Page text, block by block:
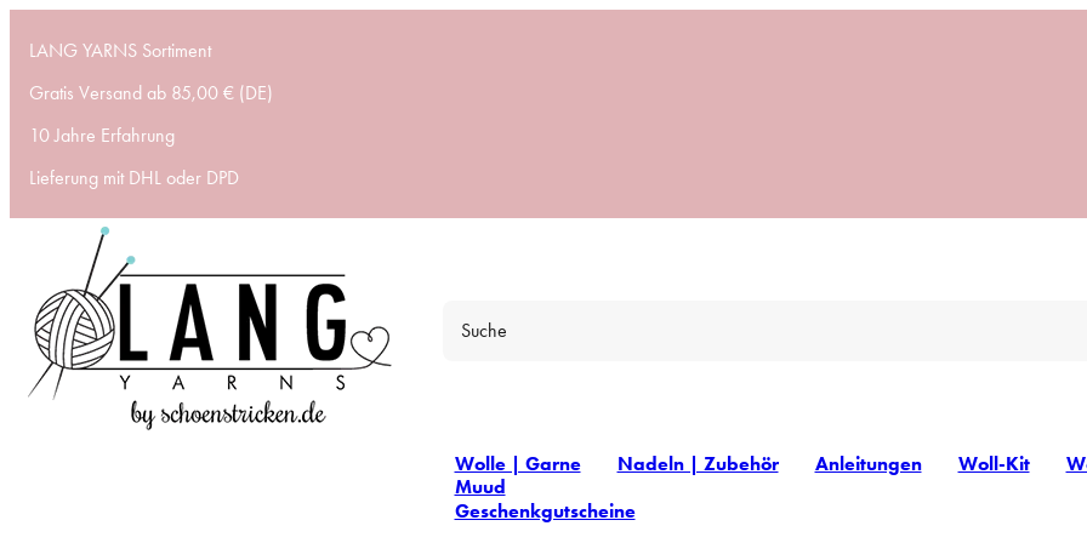
LANG YARNS Sortiment
Gratis Versand ab 85,00 € (DE)
10 Jahre Erfahrung
Lieferung mit DHL oder DPD
Wolle | Garne Nadeln | Zubehör Anleitungen Woll-Kit
Muud
Geschenkgutscheine